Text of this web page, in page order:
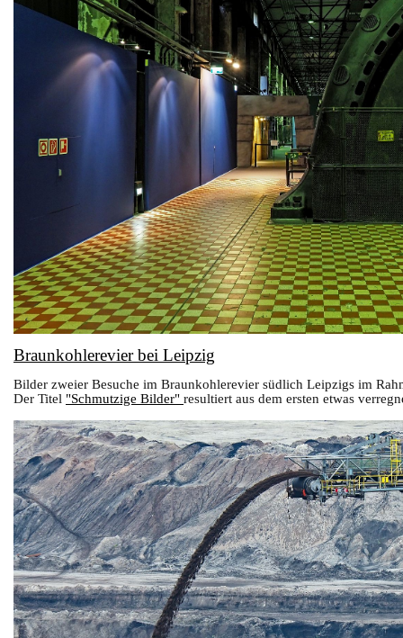
Braunkohlerevier bei Leipzig
Bilder zweier Besuche im Braunkohlerevier südlich Leipzigs im
Der Titel "Schmutzige Bilder" resultiert aus dem ersten etwas